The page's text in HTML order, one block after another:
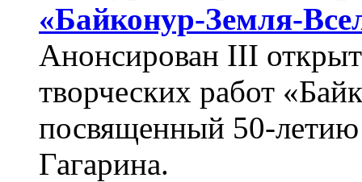
«Байконур-Земля-
Анонсирован III
творческих работ
посвященный 50-летию
Гагарина.